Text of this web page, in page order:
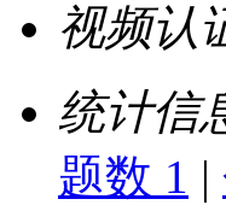
视频认
统计信
题数 1 |